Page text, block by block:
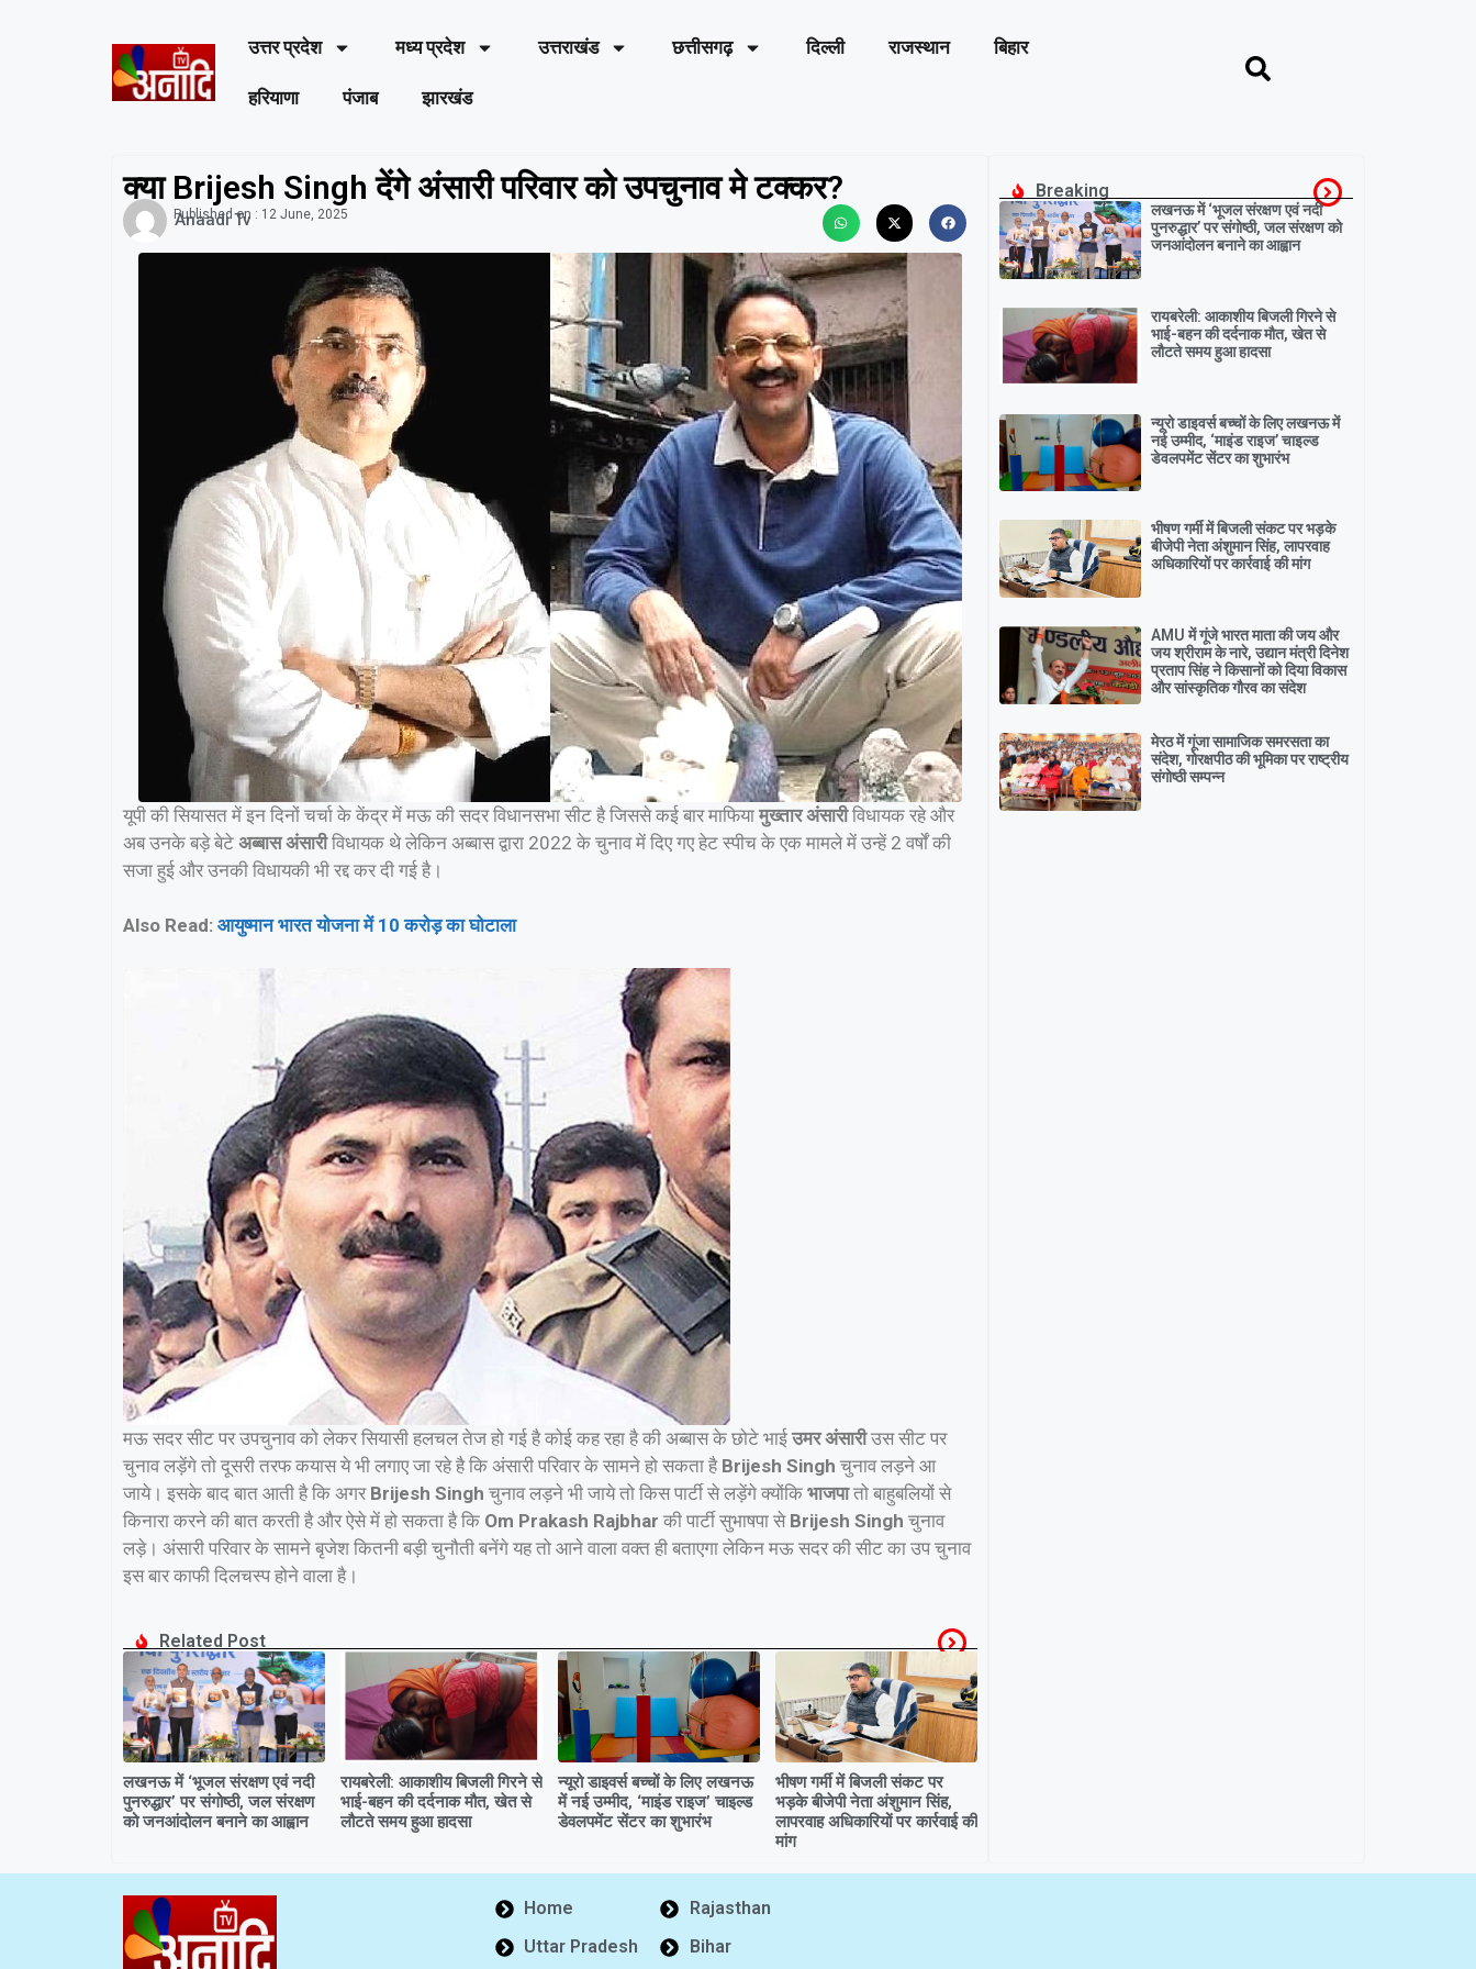
उत्तर प्रदेश मध्य प्रदेश उत्तराखंड छत्तीसगढ़ दिल्ली राजस्थान बिहार
हरियाणा पंजाब झारखंड
क्या Brijesh Singh देंगे अंसारी परिवार को उपचुनाव मे टक्कर?
Anaadi Tv
Published on : 12 June, 2025
यूपी की सियासत में इन दिनों चर्चा के केंद्र में मऊ की सदर विधानसभा सीट है जिससे कई बार माफिया मुख्तार अंसारीविधायक रहे और
अब उनके बड़े बेटे अब्बास अंसारीविधायक थे लेकिन अब्बास द्वारा 2022 के चुनाव में दिए गए हेट स्पीच के एक मामले में उन्हें 2 वर्षों की
सजा हुई और उनकी विधायकी भी रद्द कर दी गई है।
Also Read: आयुष्मान भारत योजना में 10 करोड़ का घोटाला
मऊ सदर सीट पर उपचुनाव को लेकर सियासी हलचल तेज हो गई है कोई कह रहा है की अब्बास के छोटे भाई उमर अंसारीउस सीट पर
चुनाव लड़ेंगे तो दूसरी तरफ कयास ये भी लगाए जा रहे है कि अंसारी परिवार के सामने हो सकता है Brijesh Singh चुनाव लड़ने आ
जाये। इसके बाद बात आती है कि अगर Brijesh Singh चुनाव लड़ने भी जाये तो किस पार्टी से लड़ेंगे क्योंकि भाजपातो बाहुबलियों से
किनारा करने की बात करती है और ऐसे में हो सकता है कि Om Prakash Rajbhar की पार्टी सुभाषपा से Brijesh Singh चुनाव
लड़े। अंसारी परिवार के सामने बृजेश कितनी बड़ी चुनौती बनेंगे यह तो आने वाला वक्त ही बताएगा लेकिन मऊ सदर की सीट का उप चुनाव
इस बार काफी दिलचस्प होने वाला है।
Related Post
लखनऊ में ‘भूजल संरक्षण एवं नदी
पुनरुद्धार’ पर संगोष्ठी, जल संरक्षण
को जनआंदोलन बनाने का आह्वान
रायबरेली: आकाशीय बिजली गिरने से
भाई-बहन की दर्दनाक मौत, खेत से
लौटते समय हुआ हादसा
न्यूरो डाइवर्स बच्चों के लिए लखनऊ
में नई उम्मीद, ‘माइंड राइज’ चाइल्ड
डेवलपमेंट सेंटर का शुभारंभ
भीषण गर्मी में बिजली संकट पर
भड़के बीजेपी नेता अंशुमान सिंह,
लापरवाह अधिकारियों पर कार्रवाई की
मांग
Breaking
लखनऊ में ‘भूजल संरक्षण एवं नदी
पुनरुद्धार’ पर संगोष्ठी, जल संरक्षण को
जनआंदोलन बनाने का आह्वान
रायबरेली: आकाशीय बिजली गिरने से
भाई-बहन की दर्दनाक मौत, खेत से
लौटते समय हुआ हादसा
न्यूरो डाइवर्स बच्चों के लिए लखनऊ में
नई उम्मीद, ‘माइंड राइज’ चाइल्ड
डेवलपमेंट सेंटर का शुभारंभ
भीषण गर्मी में बिजली संकट पर भड़के
बीजेपी नेता अंशुमान सिंह, लापरवाह
अधिकारियों पर कार्रवाई की मांग
AMU में गूंजे भारत माता की जय और
जय श्रीराम के नारे, उद्यान मंत्री दिनेश
प्रताप सिंह ने किसानों को दिया विकास
और सांस्कृतिक गौरव का संदेश
मेरठ में गूंजा सामाजिक समरसता का
संदेश, गोरक्षपीठ की भूमिका पर राष्ट्रीय
संगोष्ठी सम्पन्न
Home
Uttar Pradesh
Rajasthan
Bihar